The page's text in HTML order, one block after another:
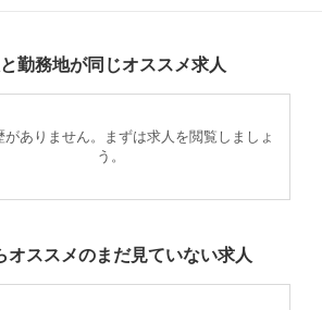
勤務地が同じオススメ求人
がありません。まずは求人を閲覧しましょ
う。
オススメのまだ見ていない求人